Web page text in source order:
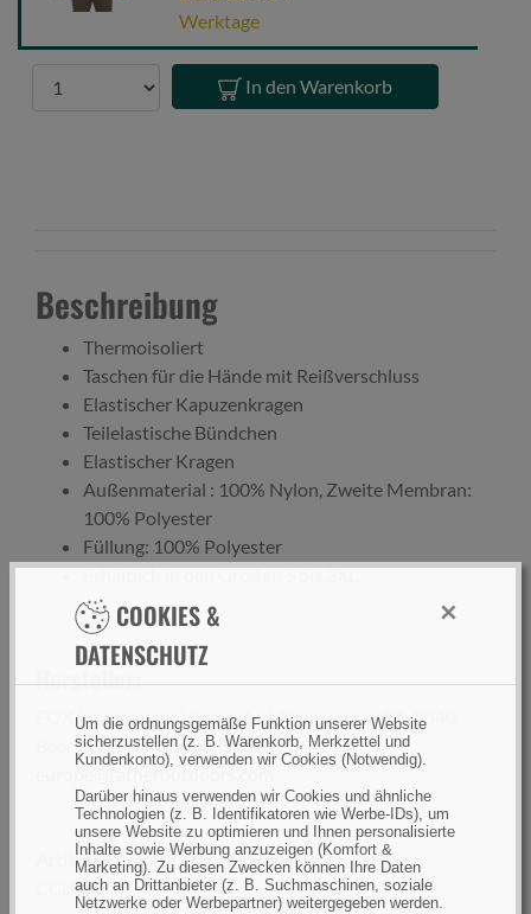
COOKIES &
DATENSCHUTZ
×
Um die ordnungsgemäße Funktion unserer Website
sicherzustellen (z. B. Warenkorb, Merkzettel und
Kundenkonto), verwenden wir Cookies (Notwendig).
Darüber hinaus verwenden wir Cookies und ähnliche
Technologien (z. B. Identifikatoren wie Werbe-IDs), um
unsere Website zu optimieren und Ihnen personalisierte
Inhalte sowie Werbung anzuzeigen (Komfort &
Marketing). Zu diesen Zwecken können Ihre Daten
auch an Drittanbieter (z. B. Suchmaschinen, soziale
Netzwerke oder Werbepartner) weitergegeben werden.
2XL
Werktage
In den Warenkorb
Beschreibung
Thermoisoliert
Taschen für die Hände mit Reißverschluss
Elastischer Kapuzenkragen
Teilelastische Bündchen
Elastischer Kragen
Außenmaterial : 100% Nylon, Zweite Membran:
100% Polyester
Füllung: 100% Polyester
Erhältlich in den Größen S bis 3XL
Hersteller:
FOX International Group Ltd, Dennenlaan 3A, 2340
Beerse, Belgium,compliance-
europe@ratheroutdoors.com
Artikelnummer(n) des Herstellers
CCL338